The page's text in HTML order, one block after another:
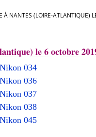
À NANTES (LOIRE-ATLANTIQUE)
le 6 octobre